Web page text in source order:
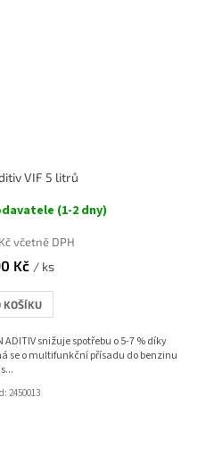
VIF 5 litrů
(1-2 dny)
včetně DPH
Kč / ks
KOŠÍKU
snižuje spotřebu o 5-7 % díky
se o multifunkční přísadu do benzinu
2450013